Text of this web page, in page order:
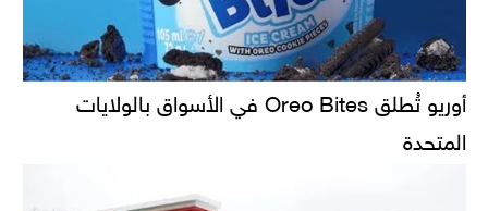
أوريو تُطلق Oreo Bites في الأسواق بالولايات
المتحدة